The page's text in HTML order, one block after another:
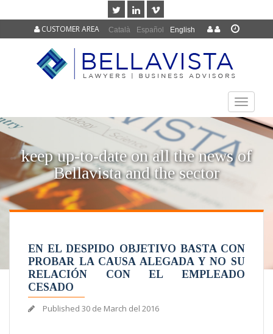
Català Español English
CUSTOMER AREA
TOGGLE
keep up-to-date on all the news of
Bellavista and the sector
EN EL DESPIDO OBJETIVO BASTA CON
PROBAR LA CAUSA ALEGADA Y NO SU
RELACIÓN CON EL EMPLEADO
CESADO
Published 30 de March del 2016